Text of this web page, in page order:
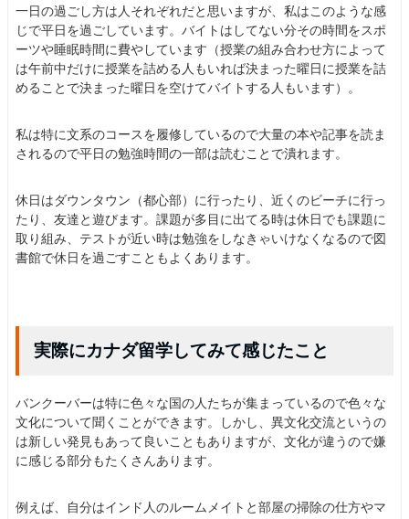
一日の過ごし方は人それぞれだと思いますが、私はこのような感
じで平日を過ごしています。バイトはしてない分その時間をスポ
ーツや睡眠時間に費やしています（授業の組み合わせ方によって
は午前中だけに授業を詰める人もいれば決まった曜日に授業を詰
めることで決まった曜日を空けてバイトする人もいます）。
私は特に文系のコースを履修しているので大量の本や記事を読ま
されるので平日の勉強時間の一部は読むことで潰れます。
休日はダウンタウン（都心部）に行ったり、近くのビーチに行っ
たり、友達と遊びます。課題が多目に出てる時は休日でも課題に
取り組み、テストが近い時は勉強をしなきゃいけなくなるので図
書館で休日を過ごすこともよくあります。
実際にカナダ留学してみて感じたこと
バンクーバーは特に色々な国の人たちが集まっているので色々な
文化について聞くことができます。しかし、異文化交流というの
は新しい発見もあって良いこともありますが、文化が違うので嫌
に感じる部分もたくさんあります。
例えば、自分はインド人のルームメイトと部屋の掃除の仕方やマ